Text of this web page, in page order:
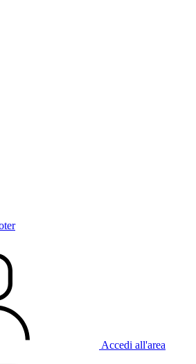
Accedi all'area